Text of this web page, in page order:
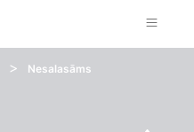
> Nesalasāms